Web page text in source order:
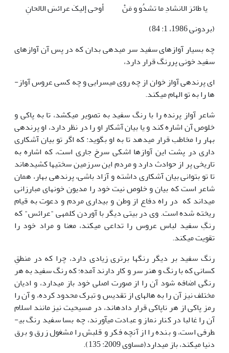
یا طائرَ الانشادِ ما تشدُو و مَنْ
أوحی إلیکَ عرائسَ الالحانِ
(بردونی 1986، 1: 84)
چه بسیار آوازهای سفید سر می­دهی بدان که در پس آن آوازهای
سفید خونی پررنگ قرار دارد،
ای پرنده­ی آواز خوان از چه روی می­سرایی و چه کسی عروس آواز­
ها را به تو الهام می­کند.
شاعر آواز پرنده را با رنگ سفید به تصویر می­کشد، تا به پاکی و
خلوص آن اشاره کند و یا بیان آشکار او را در نظر دارد، او پرنده­ی
بهار را مخاطب قرار می­دهد تا به او بگوید: که اگر تو بیان آشکاری
داری در پشت این آوازها اشکی سرخ جاری است، که اشاره به
تاریخی پر از حوادث دارد و مردم این سرزمین سختی­ها کشیده­اند
تا تو بتوانی بیان آشکاری داشته و آزاد باشی، پرنده­ی بهار، همان
شاعر است که بیان و خلوص نیت خود را مدیون خون­های مبارزانی
می­داند که در راه دفاع از وطن و بیداری مردم و دعوت به قیام
ریخته شده است. وی در بیتی دیگر با آوردن کلمه­ی "عرائس" که
رنگِ سفید لباس عروس را تداعی می­کند، معنا و مراد خود را
تقویت می­کند.
رنگ سفید بر دیگر رنگ­ها برتری زیادی دارد، چرا که در منطقِ
کسانی که با رنگ و هنر سر و کار دارند آمده؛ که رنگ سفید به هر
رنگی اضافه شود آن را از صورت اصلی خود باز می­دارد، و ادیان
مختلف نیز آن را به هاله­ای از تقدیس و تبرک محدود کرده­، و آن را
رمز پاکی از هر ناپاکی قرار داده­اند، در مسیحیت نیز مانند اسلام
آن را غالبا در کنار نماز و عبادت می­آورند، چه بسا سفید رنگ بی­
طرفی است، و بنده را از آنچه فکر و قلبش را مشغول زرق و برق
دنیا می­کند، باز می­دارد(مساوی 2009: 135).